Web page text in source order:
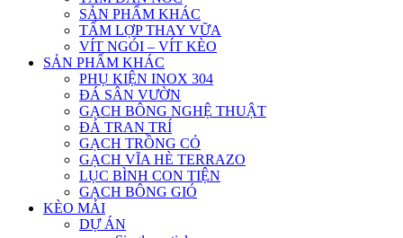
SẢN PHẨM KHÁC
TẤM LỢP THAY VỮA
VÍT NGÓI – VÍT KÈO
SẢN PHẨM KHÁC
PHỤ KIỆN INOX 304
ĐÁ SÂN VƯỜN
GẠCH BÔNG NGHỆ THUẬT
ĐÁ TRAN TRÍ
GẠCH TRỒNG CỎ
GẠCH VĨA HÈ TERRAZO
LỤC BÌNH CON TIỆN
GẠCH BÔNG GIÓ
KÈO MÁI
DỰ ÁN